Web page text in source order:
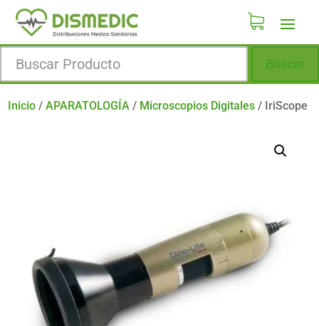
Buscar
Inicio /APARATOLOGÍA / Microscopios Digitales / IriScope